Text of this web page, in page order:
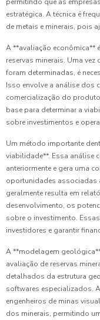
estratégica. A técnica é
de metais e minerais, pois
A **avaliação econômica**
reservas minerais. Uma
foram determinadas, é
Isso envolve a análise dos
comercialização do
base para determinar a
sobre investimentos e
Um método importante
viabilidade**. Essa análise
anteriormente e gera uma
oportunidades associadas
geralmente resulta em
desenvolvimento, os
sobre o investimento.
investidores e garantir
A **modelagem
avaliação de reservas
detalhados da estrutura
softwares especializados.
engenheiros de minas
dos minerais, permitindo